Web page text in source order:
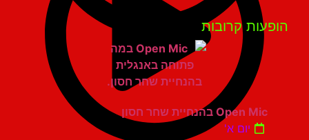
קרובות
Open Mic בהנחיית שחר חסון
יום א'